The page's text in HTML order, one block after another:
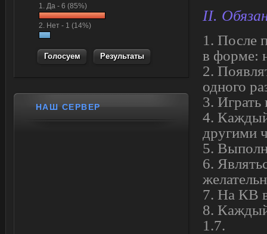
II.
1. После
в форме:
2.
одного
3.
4. Каждый
другими
5.
6.
7. На КВ
8.
1.7.
1. Да - 6 (85%)
2. Нет - 1 (14%)
Результаты
НАШ СЕРВЕР